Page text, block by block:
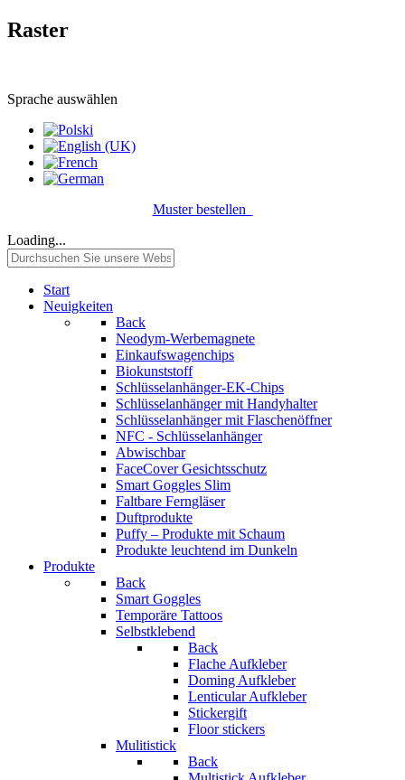
Raster
Sprache auswählen
Muster bestellen
Loading...
Start
Neuigkeiten
Back
Neodym-Werbemagnete
Einkaufswagenchips
Biokunststoff
Schlüsselanhänger-EK-Chips
Schlüsselanhänger mit Handyhalter
Schlüsselanhänger mit Flaschenöffner
NFC - Schlüsselanhänger
Abwischbar
FaceCover Gesichtsschutz
Smart Goggles Slim
Faltbare Ferngläser
Duftprodukte
Puffy – Produkte mit Schaum
Produkte leuchtend im Dunkeln
Produkte
Back
Smart Goggles
Temporäre Tattoos
Selbstklebend
Back
Flache Aufkleber
Doming Aufkleber
Lenticular Aufkleber
Stickergift
Floor stickers
Mulitistick
Back